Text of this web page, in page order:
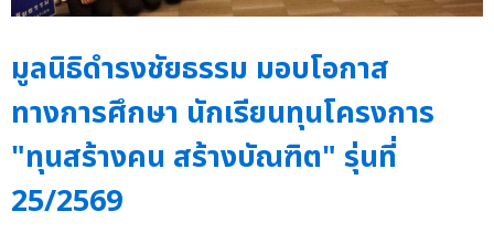
มูลนิธิดำรงชัยธรรม มอบโอกาส
ทางการศึกษา นักเรียนทุนโครงการ
"ทุนสร้างคน สร้างบัณฑิต" รุ่นที่
25/2569